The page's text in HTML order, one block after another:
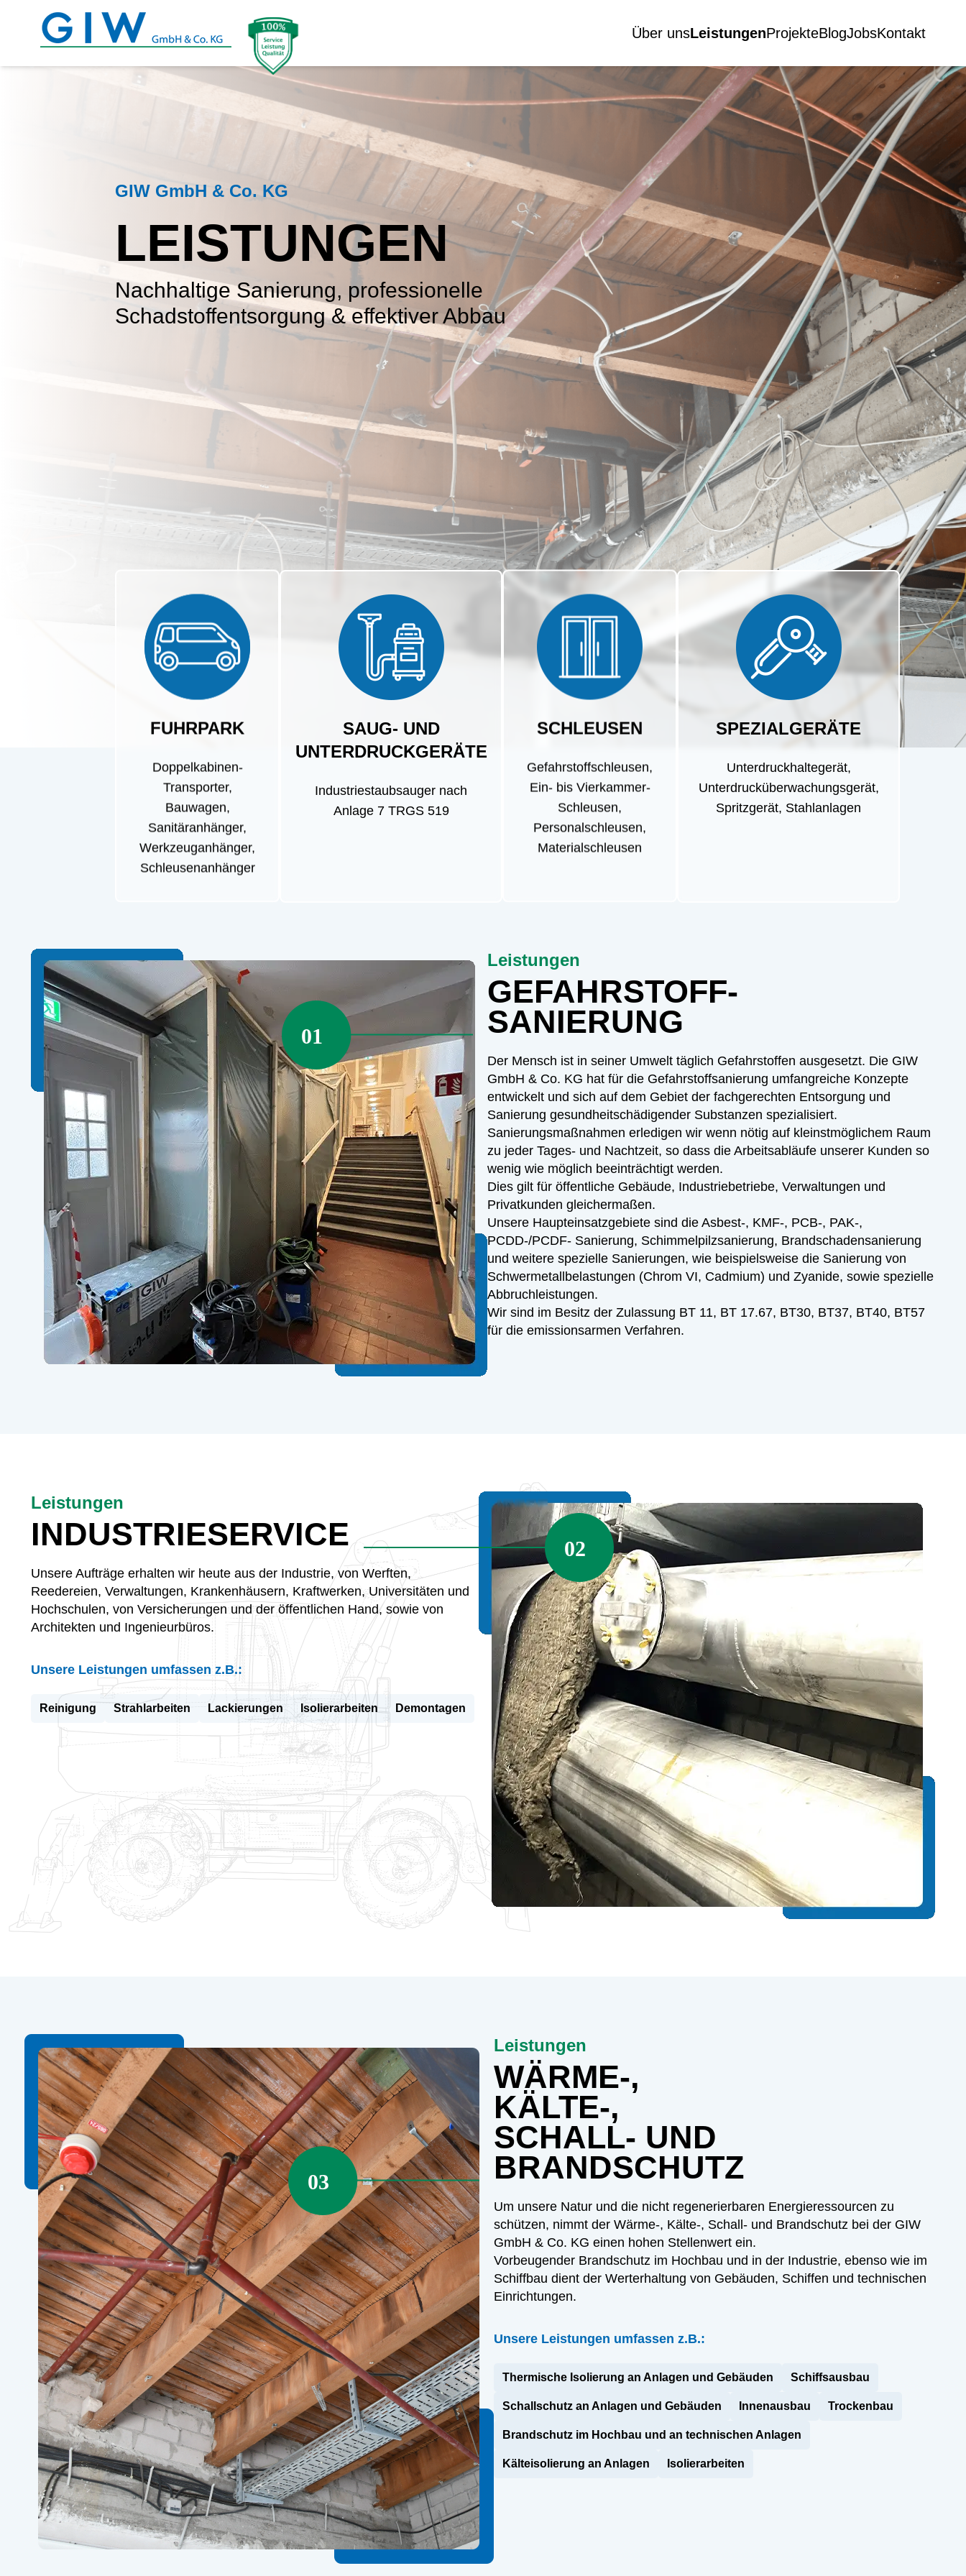
Über unsLeistungenProjekteBlogJobsKontakt
GIW GmbH & Co. KG
LEISTUNGEN
Nachhaltige Sanierung, professionelle
Schadstoffentsorgung & effektiver Abbau
FUHRPARK
Doppelkabinen-
Transporter,
Bauwagen,
Sanitäranhänger,
Werkzeuganhänger,
Schleusenanhänger
SAUG- UND
UNTERDRUCKGERÄTE
Industriestaubsauger nach
Anlage 7 TRGS 519
SCHLEUSEN
Gefahrstoffschleusen,
Ein- bis Vierkammer-
Schleusen,
Personalschleusen,
Materialschleusen
SPEZIALGERÄTE
Unterdruckhaltegerät,
Unterdrucküberwachungsgerät,
Spritzgerät, Stahlanlagen
Leistungen
GEFAHRSTOFF-
SANIERUNG
Der Mensch ist in seiner Umwelt täglich Gefahrstoffen ausgesetzt. Die GIW
GmbH & Co. KG hat für die Gefahrstoffsanierung umfangreiche Konzepte
entwickelt und sich auf dem Gebiet der fachgerechten Entsorgung und
Sanierung gesundheitschädigender Substanzen spezialisiert.
Sanierungsmaßnahmen erledigen wir wenn nötig auf kleinstmöglichem Raum
zu jeder Tages- und Nachtzeit, so dass die Arbeitsabläufe unserer Kunden so
wenig wie möglich beeinträchtigt werden.
Dies gilt für öffentliche Gebäude, Industriebetriebe, Verwaltungen und
Privatkunden gleichermaßen.
Unsere Haupteinsatzgebiete sind die Asbest-, KMF-, PCB-, PAK-,
PCDD-/PCDF- Sanierung, Schimmelpilzsanierung, Brandschadensanierung
und weitere spezielle Sanierungen, wie beispielsweise die Sanierung von
Schwermetallbelastungen (Chrom VI, Cadmium) und Zyanide, sowie spezielle
Abbruchleistungen.
Wir sind im Besitz der Zulassung BT 11, BT 17.67, BT30, BT37, BT40, BT57
für die emissionsarmen Verfahren.
Leistungen
INDUSTRIESERVICE
Unsere Aufträge erhalten wir heute aus der Industrie, von Werften,
Reedereien, Verwaltungen, Krankenhäusern, Kraftwerken, Universitäten und
Hochschulen, von Versicherungen und der öffentlichen Hand, sowie von
Architekten und Ingenieurbüros.
Unsere Leistungen umfassen z.B.:
Reinigung Strahlarbeiten Lackierungen Isolierarbeiten Demontagen
Leistungen
WÄRME-,
KÄLTE-,
SCHALL- UND
BRANDSCHUTZ
Um unsere Natur und die nicht regenerierbaren Energieressourcen zu
schützen, nimmt der Wärme-, Kälte-, Schall- und Brandschutz bei der GIW
GmbH & Co. KG einen hohen Stellenwert ein.
Vorbeugender Brandschutz im Hochbau und in der Industrie, ebenso wie im
Schiffbau dient der Werterhaltung von Gebäuden, Schiffen und technischen
Einrichtungen.
Unsere Leistungen umfassen z.B.:
Thermische Isolierung an Anlagen und Gebäuden Schiffsausbau
Schallschutz an Anlagen und Gebäuden Innenausbau Trockenbau
Brandschutz im Hochbau und an technischen Anlagen
Kälteisolierung an Anlagen Isolierarbeiten